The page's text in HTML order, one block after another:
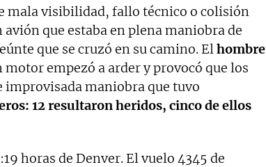
mala visibilidad, fallo técnico o colisión
que estaba en plena maniobra de
que se cruzó en su camino. Elhombre
motor empezó a arder y provocó que los
maniobra que tuvo
12 resultaron heridos, cinco de ellos
horas de Denver. El vuelo 4345 de